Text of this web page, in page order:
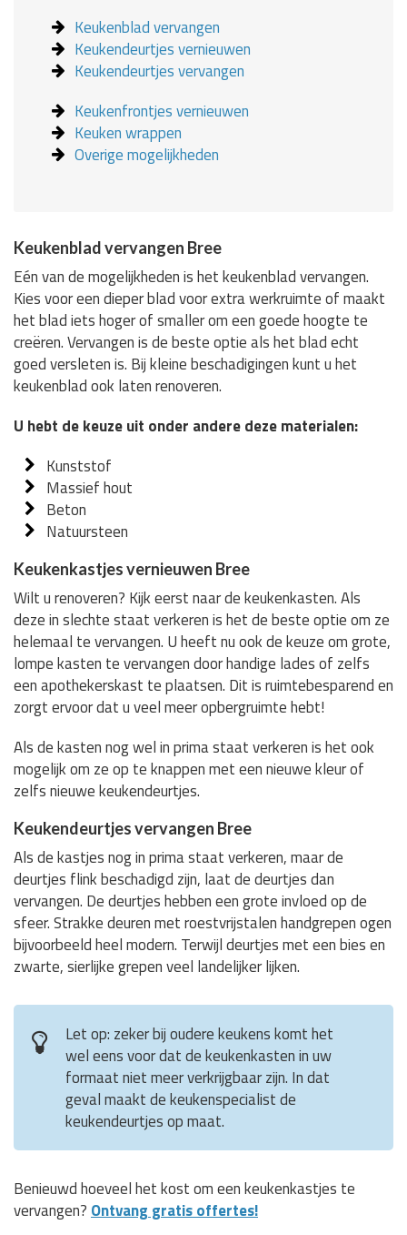
Keukenblad vervangen
Keukendeurtjes vernieuwen
Keukendeurtjes vervangen
Keukenfrontjes vernieuwen
Keuken wrappen
Overige mogelijkheden
Keukenblad vervangen Bree
Eén van de mogelijkheden is het keukenblad vervangen.
Kies voor een dieper blad voor extra werkruimte of maakt
het blad iets hoger of smaller om een goede hoogte te
creëren. Vervangen is de beste optie als het blad echt
goed versleten is. Bij kleine beschadigingen kunt u het
keukenblad ook laten renoveren.
U hebt de keuze uit onder andere deze materialen:
Kunststof
Massief hout
Beton
Natuursteen
Keukenkastjes vernieuwen Bree
Wilt u renoveren? Kijk eerst naar de keukenkasten. Als
deze in slechte staat verkeren is het de beste optie om ze
helemaal te vervangen. U heeft nu ook de keuze om grote,
lompe kasten te vervangen door handige lades of zelfs
een apothekerskast te plaatsen. Dit is ruimtebesparend en
zorgt ervoor dat u veel meer opbergruimte hebt!
Als de kasten nog wel in prima staat verkeren is het ook
mogelijk om ze op te knappen met een nieuwe kleur of
zelfs nieuwe keukendeurtjes.
Keukendeurtjes vervangen Bree
Als de kastjes nog in prima staat verkeren, maar de
deurtjes flink beschadigd zijn, laat de deurtjes dan
vervangen. De deurtjes hebben een grote invloed op de
sfeer. Strakke deuren met roestvrijstalen handgrepen ogen
bijvoorbeeld heel modern. Terwijl deurtjes met een bies en
zwarte, sierlijke grepen veel landelijker lijken.
Let op: zeker bij oudere keukens komt het
wel eens voor dat de keukenkasten in uw
formaat niet meer verkrijgbaar zijn. In dat
geval maakt de keukenspecialist de
keukendeurtjes op maat.
Benieuwd hoeveel het kost om een keukenkastjes te
vervangen? Ontvang gratis offertes!